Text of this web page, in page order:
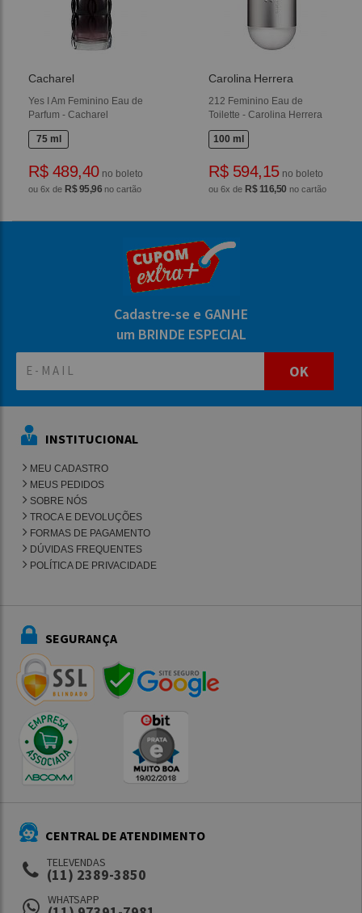
Cacharel
Yes I Am Feminino Eau de
Parfum - Cacharel
75 ml
R$ 489,40no boleto
ou 6x de R$ 95,96 no cartão
Carolina Herrera
212 Feminino Eau de
Toilette - Carolina Herrera
100 ml
R$ 594,15no boleto
ou 6x de R$ 116,50 no cartão
Cadastre-se e GANHE
um BRINDE ESPECIAL
OK
INSTITUCIONAL
MEU CADASTRO
MEUS PEDIDOS
SOBRE NÓS
TROCA E DEVOLUÇÕES
FORMAS DE PAGAMENTO
DÚVIDAS FREQUENTES
POLÍTICA DE PRIVACIDADE
SEGURANÇA
CENTRAL DE ATENDIMENTO
TELEVENDAS
(11) 2389-3850
WHATSAPP